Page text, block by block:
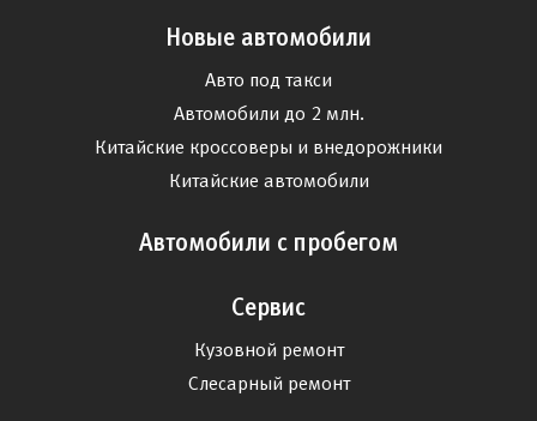
Новые автомобили
Авто под такси
Автомобили до 2 млн.
Китайские кроссоверы и внедорожники
Китайские автомобили
Автомобили с пробегом
Сервис
Кузовной ремонт
Слесарный ремонт